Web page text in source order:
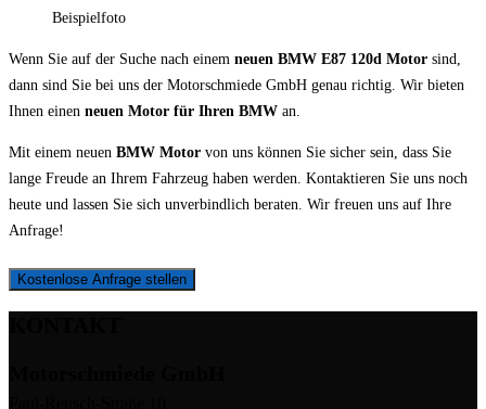
Beispielfoto
Wenn Sie auf der Suche nach einem neuen BMW E87 120d Motor sind,
dann sind Sie bei uns der Motorschmiede GmbH genau richtig. Wir bieten
Ihnen einen neuen Motor für Ihren BMW an.
Mit einem neuen BMW Motor von uns können Sie sicher sein, dass Sie
lange Freude an Ihrem Fahrzeug haben werden. Kontaktieren Sie uns noch
heute und lassen Sie sich unverbindlich beraten. Wir freuen uns auf Ihre
Anfrage!
Kostenlose Anfrage stellen